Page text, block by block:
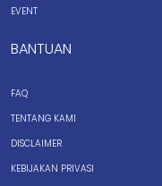
EVENT
BANTUAN
FAQ
TENTANG KAMI
DISCLAIMER
KEBIJAKAN PRIVASI